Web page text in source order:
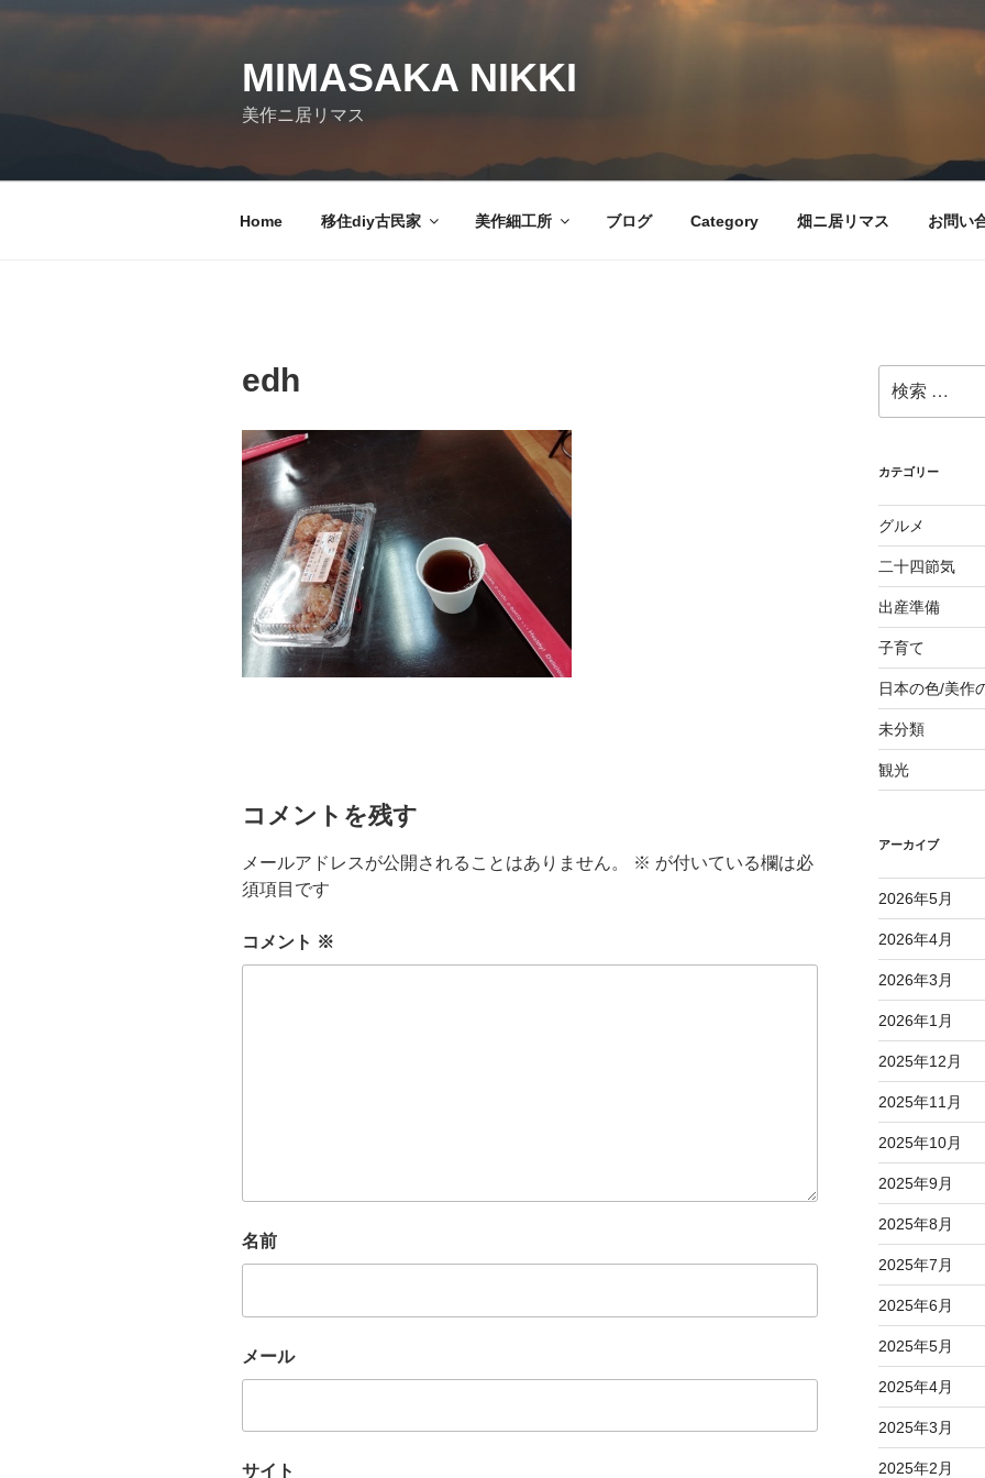
コ
MIMASAKA NIKKI
美作ニ居リマス
Home 移住diy古民家 美作細工所 ブログ Category 畑ニ居リマス お問い
edh
コメントを残す
メールアドレスが公開されることはありません。 ※ が付いている欄は必
須項目です
コメント ※
名前
メール
サイト
索:
カテゴリー
グルメ
二十四節気
出産準備
子育て
日本の色/美作
未分類
観光
アーカイブ
2026年5月
2026年4月
2026年3月
2026年1月
2025年12月
2025年11月
2025年10月
2025年9月
2025年8月
2025年7月
2025年6月
2025年5月
2025年4月
2025年3月
2025年2月